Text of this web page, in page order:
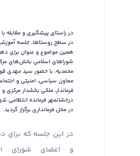
در راستای پیشگیری و مقابله
در سطح روستاها، جلسه
همین موضوع و عنوان برای
شوراهای اسلامی بخش‌های
محمدیه، با حضور سید مهدی
معاون سیاسی، امنیتی و
فرماندار، ملکی بخشدار مرکزی و
درخشانمهر فرمانده انتظامی
در محل فرمانداری برگزار گردید.
در این جلسه که برای
و اعضای شورای